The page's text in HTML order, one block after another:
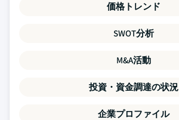
価格トレンド
SWOT分析
M&A活動
投資・資金調達の状況
企業プロファイル